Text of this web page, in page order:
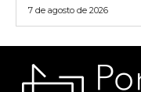
7 de agosto de 2026